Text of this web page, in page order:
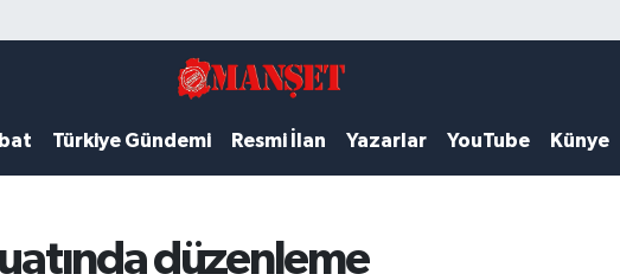
Türkiye Gündemi Resmi İlan Yazarlar YouTube Künye
düzenleme